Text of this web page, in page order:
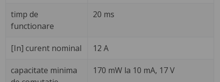
timp de
functionare
20 ms
[In] curent nominal 12 A
capacitate minima
170 mW la 10 mA, 17 V